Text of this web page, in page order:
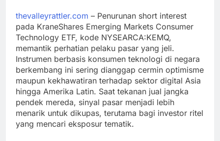
thevalleyrattler.com – Penurunan short interest
pada KraneShares Emerging Markets Consumer
Technology ETF, kode NYSEARCA:KEMQ,
memantik perhatian pelaku pasar yang jeli.
Instrumen berbasis konsumen teknologi di negara
berkembang ini sering dianggap cermin optimisme
maupun kekhawatiran terhadap sektor digital Asia
hingga Amerika Latin. Saat tekanan jual jangka
pendek mereda, sinyal pasar menjadi lebih
menarik untuk dikupas, terutama bagi investor ritel
yang mencari eksposur tematik.